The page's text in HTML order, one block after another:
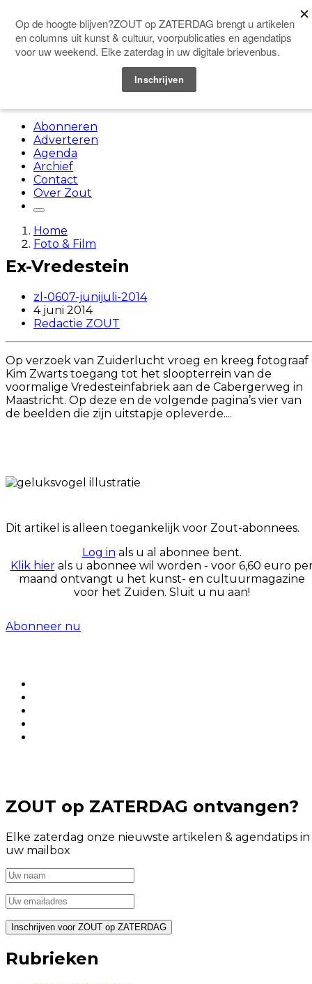
Doneer
Abonneren
Adverteren
Agenda
Archief
Contact
Over Zout
Home
Foto & Film
Ex-Vredestein
zl-0607-junijuli-2014
4 juni 2014
Redactie ZOUT
Op verzoek van Zuiderlucht vroeg en kreeg fotograaf
Kim Zwarts toegang tot het sloopterrein van de
voormalige Vredesteinfabriek aan de Cabergerweg in
Maastricht. Op deze en de volgende pagina’s vier van
de beelden die zijn uitstapje opleverde....
Dit artikel is alleen toegankelijk voor Zout-abonnees.
Log in als u al abonnee bent.
Klik hierals u abonnee wil worden - voor 6,60 euro
maand ontvangt u het kunst- en cultuurmagazine
voor het Zuiden. Sluit u nu aan!
Abonneer nu
ZOUT op ZATERDAG ontvangen?
Elke zaterdag onze nieuwste artikelen & agendatips in
uw mailbox
Rubrieken